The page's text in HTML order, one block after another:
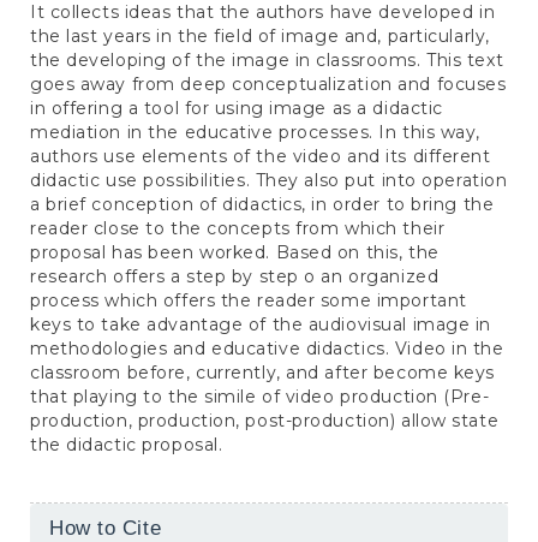
It collects ideas that the authors have developed in
the last years in the field of image and, particularly,
the developing of the image in classrooms. This text
goes away from deep conceptualization and focuses
in offering a tool for using image as a didactic
mediation in the educative processes. In this way,
authors use elements of the video and its different
didactic use possibilities. They also put into operation
a brief conception of didactics, in order to bring the
reader close to the concepts from which their
proposal has been worked. Based on this, the
research offers a step by step o an organized
process which offers the reader some important
keys to take advantage of the audiovisual image in
methodologies and educative didactics. Video in the
classroom before, currently, and after become keys
that playing to the simile of video production (Pre-
production, production, post-production) allow state
the didactic proposal.
Article
How to Cite